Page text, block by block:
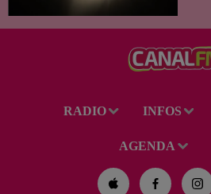
RADIO INFOS
AGENDA